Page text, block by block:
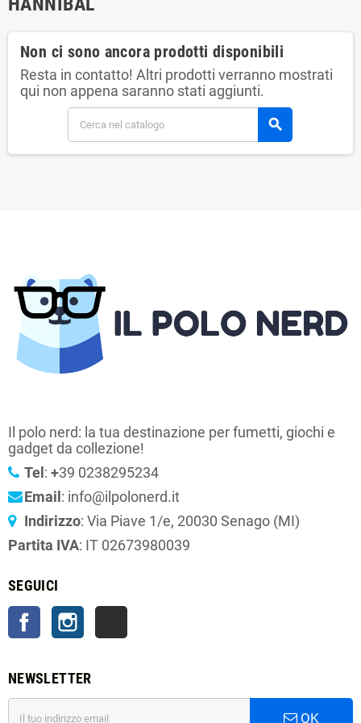
Non ci sono ancora prodotti disponibili
Resta in contatto! Altri prodotti verranno mostrati
qui non appena saranno stati aggiunti.
search
Il polo nerd: la tua destinazione per fumetti, giochi e
gadget da collezione!
Tel : +39 0238295234
Email : info@ilpolonerd.it
Indirizzo: Via Piave 1/e, 20030 Senago (MI)
Partita IVA: IT 02673980039
SEGUICI
FacebookInstagram
NEWSLETTER
OK